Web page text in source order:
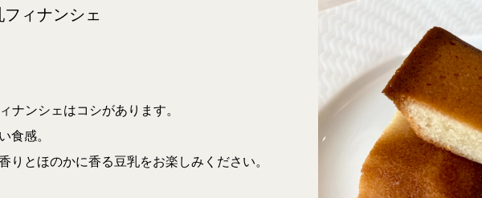
ィナンシェ
ナンシェはコシがあります。
食感。
りとほのかに香る豆乳をお楽しみください。